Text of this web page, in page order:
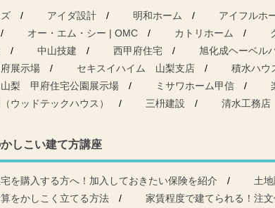
アイダ設計 明和ホーム アイフルホ
オー・エム・シー | OMC カトリホーム
中山技建 西甲府住宅 旭化成ヘーベル
展示場
セキスイハイム 山梨支店 積水ハ
山梨 甲府住宅公園展示場
ミサワホーム甲信
ウッドテックハウス）
三枡建設 清水工務店
しこい建て方講座
を購入する方へ！加入しておきたい保険を紹介 土
をかしこく立てる方法
家賃程度で建てられる！注